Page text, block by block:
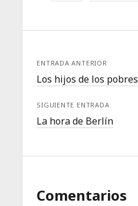
ENTRADA ANTERIOR
Los hijos de los pobres
SIGUIENTE ENTRADA
La hora de Berlín
Comentarios